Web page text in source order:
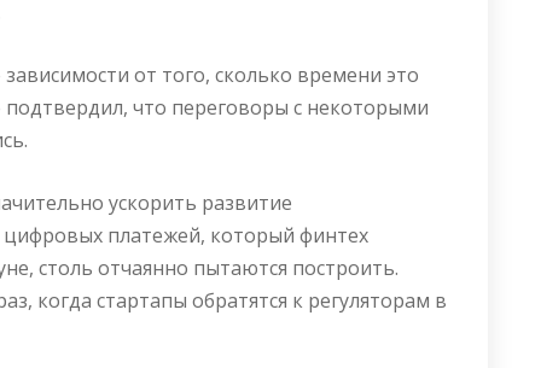
от того, сколько времени это
что переговоры с некоторыми
ускорить развитие
платежей, который финтех
столь отчаянно пытаются построить.
когда стартапы обратятся к регуляторам в